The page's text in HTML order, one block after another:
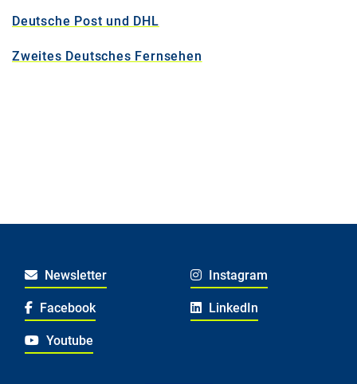
Deutsche Post und DHL
Zweites Deutsches Fernsehen
Newsletter Instagram
Facebook LinkedIn
Youtube